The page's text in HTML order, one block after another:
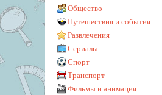
Общество
Путешествия и события
Развлечения
Сериалы
Спорт
Транспорт
Фильмы и анимация